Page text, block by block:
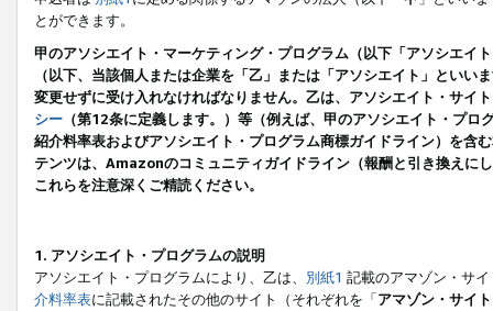
とができます。
甲のアソシエイト・マーケティング・プログラム（以下「アソシエイ
（以下、当該個人または企業を「乙」または「アソシエイト」とい
変更せずに受け入れなければなりません。乙は、アソシエイト・サイ
シー （第12条に定義します。）等（例えば、甲のアソシエイト・プ
紹介料率表およびアソシエイト・プログラム商標ガイドライン）を
テンツは、Amazonのコミュニティガイドライン（報酬と引き換えに
これらを注意深くご精読ください。
1. アソシエイト・プログラムの説明
アソシエイト・プログラムにより、乙は、 別紙1 記載のアマゾン・サ
介料率表に記載されたその他のサイト（それぞれを「アマゾン・サイト